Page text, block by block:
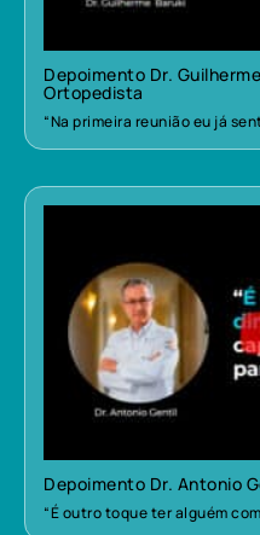
Depoimento Dr.
Ortopedista
“Na primeira reunião eu já
Depoimento Dr. Antonio
“É outro toque ter alguém